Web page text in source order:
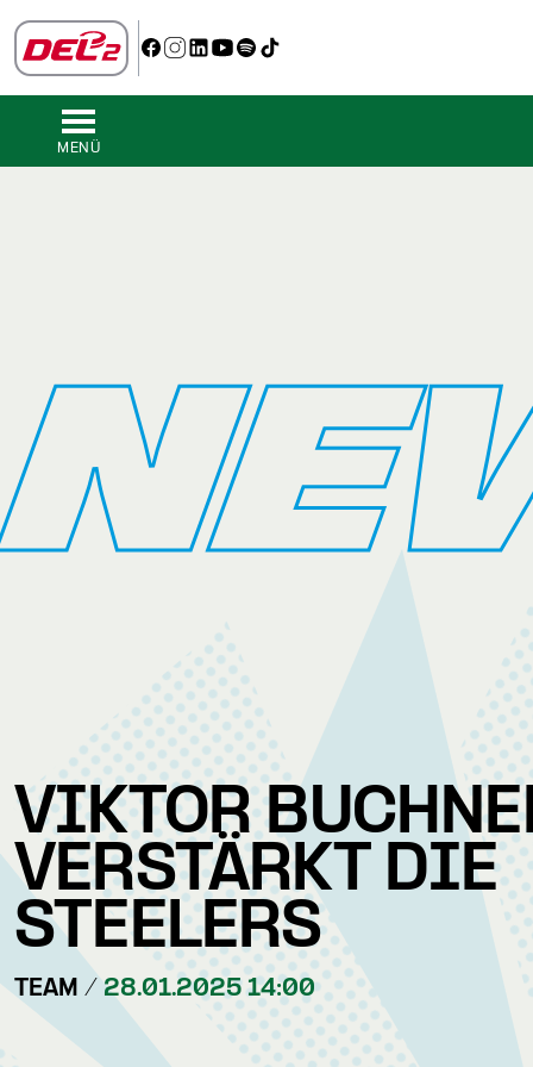
MENÜ
VIKTOR
VERSTÄRKT DIE
STEELERS
TEAM / 28.01.2025 14:00